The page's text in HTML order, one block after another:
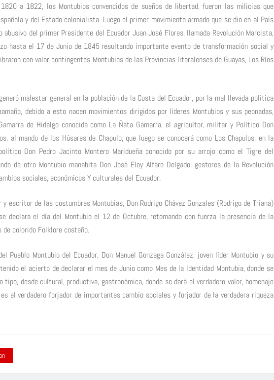
a 1822, los Montubios convencidos de sueños de libertad, fueron las milicias que
y del Estado colonialista. Luego el primer movimiento armado que se dio en al País
del primer Presidente del Ecuador Juan José Flores, llamada Revolución Marcista,
hasta el 17 de Junio de 1845 resultando importante evento de transformación social y
con valor contingentes Montubios de las Provincias litoralenses de Guayas, Los Ríos
malestar general en la población de la Costa del Ecuador, por la mal llevada política
debido a esto nacen movimientos dirigidos por líderes Montubios y sus peonadas,
de Hidalgo conocida como La Ñata Gamarra, el agricultor, militar y Político Don
al mando de los Húsares de Chapulo, que luego se conocerá como Los Chapulos, en la
Don Pedro Jacinto Montero Maridueña conocido por su arrojo como el Tigre del
de otro Montubio manabita Don José Eloy Alfaro Delgado, gestores de la Revolución
sociales, económicos Y culturales del Ecuador.
escritor de las costumbres Montubias, Don Rodrigo Chávez Gonzales (Rodrigo de Triana)
declara el día del Montubio el 12 de Octubre, retomando con fuerza la presencia de la
colorido Folklore costeño.
Pueblo Montubio del Ecuador, Don Manuel Gonzaga González, joven líder Montubio y su
el acierto de declarar el mes de Junio como Mes de la Identidad Montubia, donde se
desde cultural, productiva, gastronómica, donde se dará el verdadero valor, homenaje
el verdadero forjador de importantes cambio sociales y forjador de la verdadera riqueza